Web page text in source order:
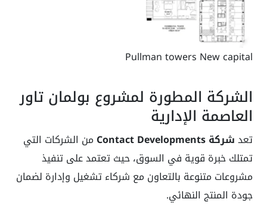
Pullman towers New capital
الشركة المطورة لمشروع بولمان تاور
العاصمة الإدارية
تعدشركة Contact Developments
من الشركات التي
تمتلك خبرة قوية في السوق، حيث تعتمد على تنفيذ
مشروعات متنوعة بالتعاون مع شركاء تشغيل وإدارة لضمان
جودة المنتج النهائي.